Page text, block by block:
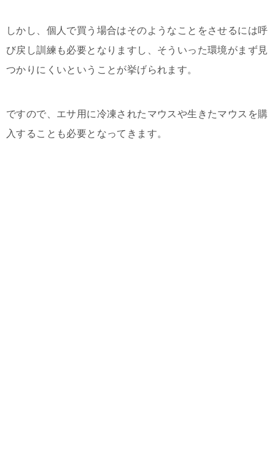
しかし、個人で買う場合はそのようなことをさせるには呼
び戻し訓練も必要となりますし、そういった環境がまず見
つかりにくいということが挙げられます。
ですので、エサ用に冷凍されたマウスや生きたマウスを購
入することも必要となってきます。